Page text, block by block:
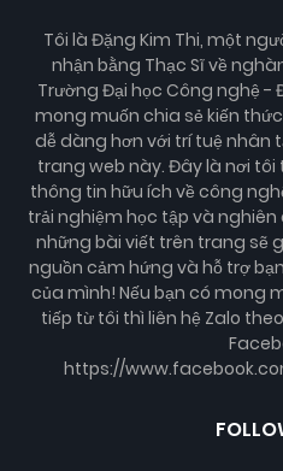
Tôi là Đặng Kim Thi, một
nhận bằng Thạc Sĩ về
Trường Đại học Công nghệ -
mong muốn chia sẻ kiến
dễ dàng hơn với trí tuệ nhân
trang web này. Đây là nơi
thông tin hữu ích về công
trải nghiệm học tập và nghiên
những bài viết trên trang sẽ
nguồn cảm hứng và hỗ trợ
của mình! Nếu bạn có mong
tiếp từ tôi thì liên hệ Zalo
https://